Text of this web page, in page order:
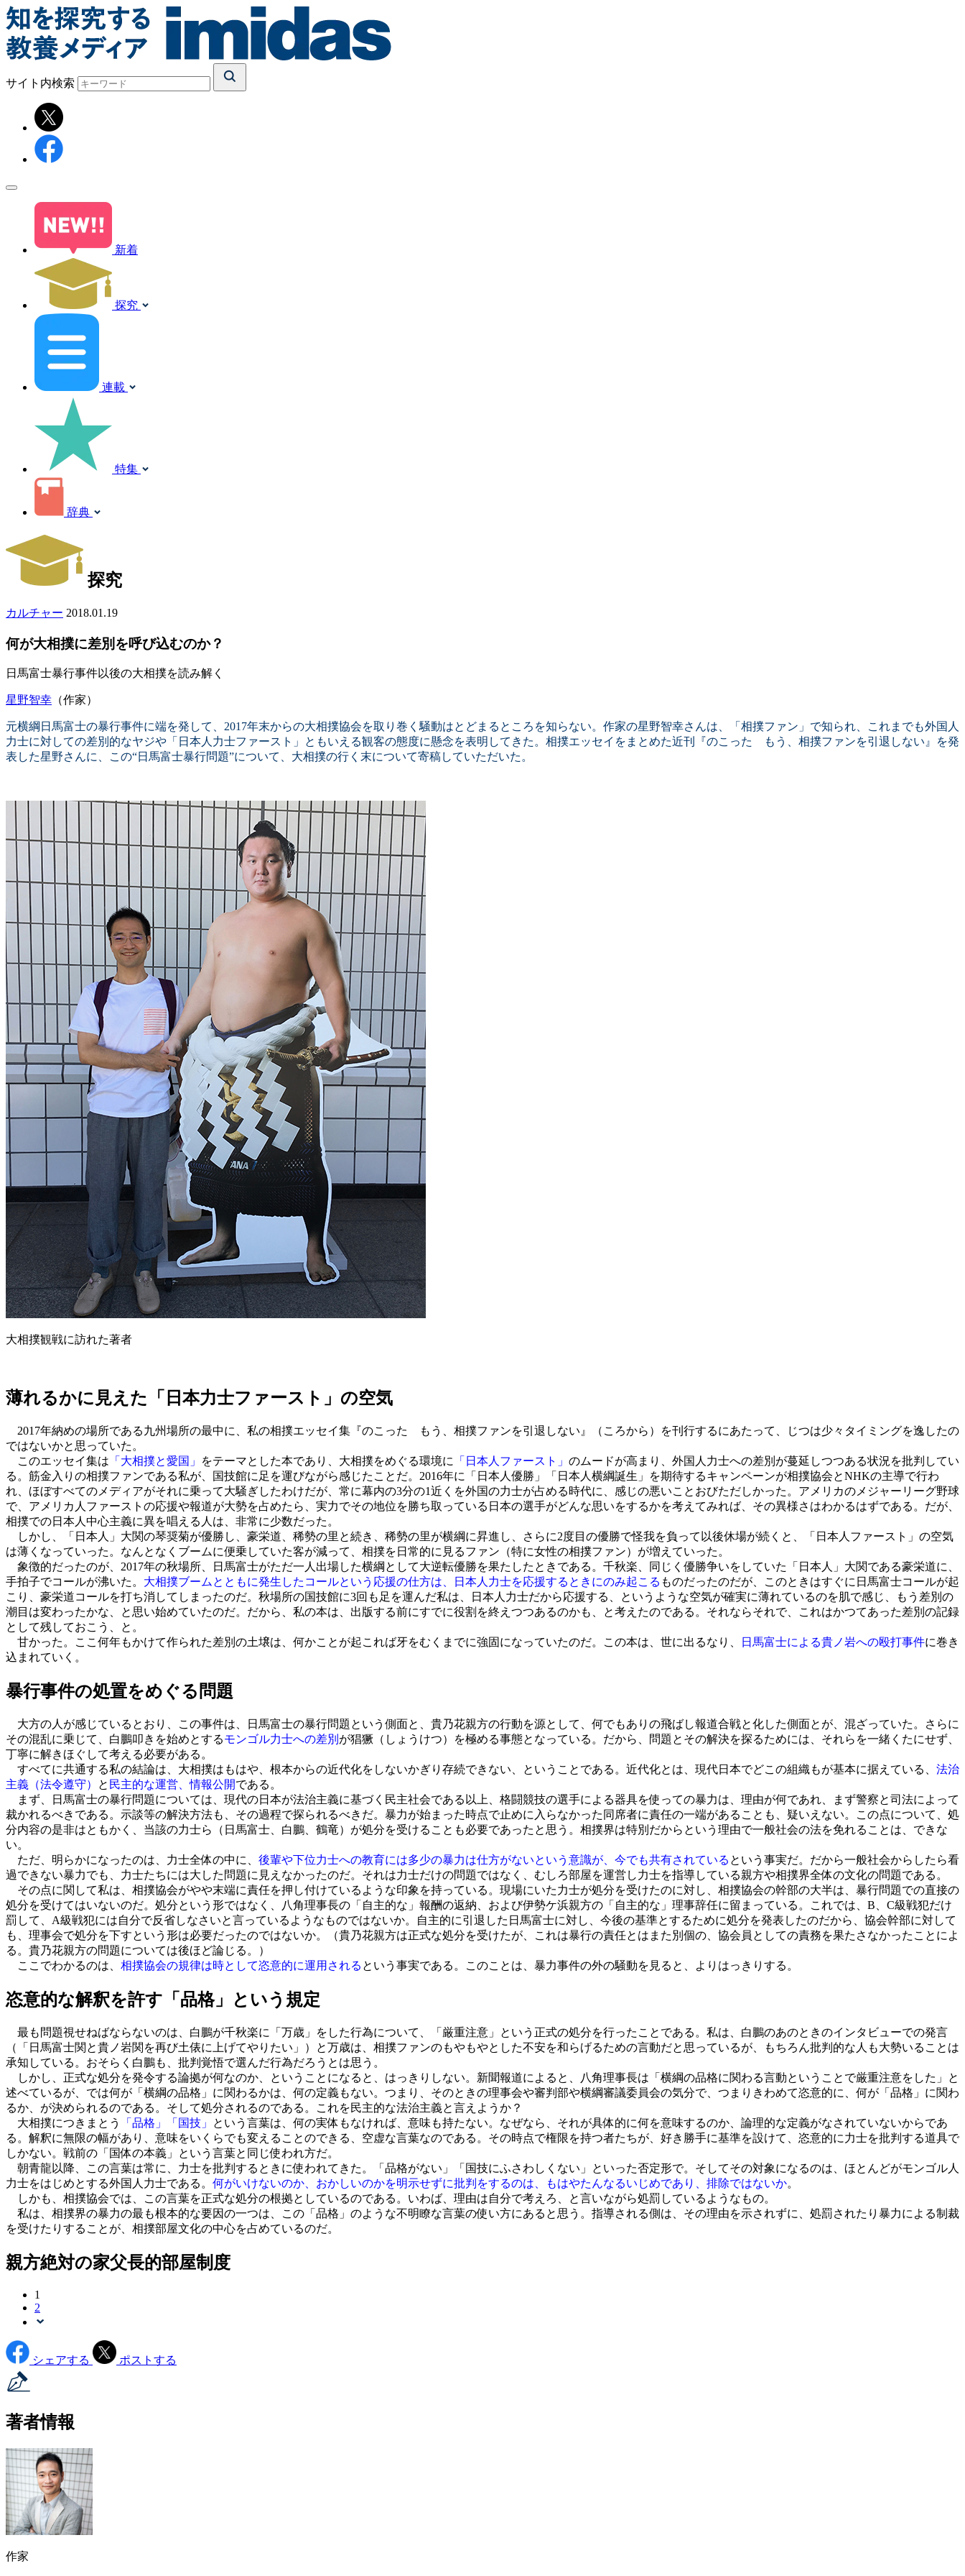
サイト内検索
新着
探究
連載
特集
辞典
探究
カルチャー 2018.01.19
何が大相撲に差別を呼び込むのか？
日馬富士暴行事件以後の大相撲を読み解く
星野智幸 （作家）
元横綱日馬富士の暴行事件に端を発して、2017年末からの大相撲協会を取り巻く騒動はとどまるところを知らない。作家の星野智幸さんは、「相撲ファン」で知られ、これまでも外国人
力士に対しての差別的なヤジや「日本人力士ファースト」ともいえる観客の態度に懸念を表明してきた。相撲エッセイをまとめた近刊『のこった もう、相撲ファンを引退しない』を発
表した星野さんに、この“日馬富士暴行問題”について、大相撲の行く末について寄稿していただいた。
大相撲観戦に訪れた著者
薄れるかに見えた「日本力士ファースト」の空気
2017年納めの場所である九州場所の最中に、私の相撲エッセイ集『のこった もう、相撲ファンを引退しない』（ころから）を刊行するにあたって、じつは少々タイミングを逸したの
ではないかと思っていた。
このエッセイ集は 「大相撲と愛国」 をテーマとした本であり、大相撲をめぐる環境に 「日本人ファースト」 のムードが高まり、外国人力士への差別が蔓延しつつある状況を批判してい
る。筋金入りの相撲ファンである私が、国技館に足を運びながら感じたことだ。2016年に「日本人優勝」「日本人横綱誕生」を期待するキャンペーンが相撲協会とNHKの主導で行わ
れ、ほぼすべてのメディアがそれに乗って大騒ぎしたわけだが、常に幕内の3分の1近くを外国の力士が占める時代に、感じの悪いことおびただしかった。アメリカのメジャーリーグ野球
で、アメリカ人ファーストの応援や報道が大勢を占めたら、実力でその地位を勝ち取っている日本の選手がどんな思いをするかを考えてみれば、その異様さはわかるはずである。だが、
相撲での日本人中心主義に異を唱える人は、非常に少数だった。
しかし、「日本人」大関の琴奨菊が優勝し、豪栄道、稀勢の里と続き、稀勢の里が横綱に昇進し、さらに2度目の優勝で怪我を負って以後休場が続くと、「日本人ファースト」の空気
は薄くなっていった。なんとなくブームに便乗していた客が減って、相撲を日常的に見るファン（特に女性の相撲ファン）が増えていった。
象徴的だったのが、2017年の秋場所、日馬富士がただ一人出場した横綱として大逆転優勝を果たしたときである。千秋楽、同じく優勝争いをしていた「日本人」大関である豪栄道に、
手拍子でコールが沸いた。 大相撲ブームとともに発生したコールという応援の仕方は、日本人力士を応援するときにのみ起こる ものだったのだが、このときはすぐに日馬富士コールが起
こり、豪栄道コールを打ち消してしまったのだ。秋場所の国技館に3回も足を運んだ私は、日本人力士だから応援する、というような空気が確実に薄れているのを肌で感じ、もう差別の
潮目は変わったかな、と思い始めていたのだ。だから、私の本は、出版する前にすでに役割を終えつつあるのかも、と考えたのである。それならそれで、これはかつてあった差別の記録
として残しておこう、と。
甘かった。ここ何年もかけて作られた差別の土壌は、何かことが起これば牙をむくまでに強固になっていたのだ。この本は、世に出るなり、
日馬富士による貴ノ岩への殴打事件に巻き
込まれていく。
暴行事件の処置をめぐる問題
大方の人が感じているとおり、この事件は、日馬富士の暴行問題という側面と、貴乃花親方の行動を源として、何でもありの飛ばし報道合戦と化した側面とが、混ざっていた。さらに
その混乱に乗じて、白鵬叩きを始めとするモンゴル力士への差別 が猖獗（しょうけつ）を極める事態となっている。だから、問題とその解決を探るためには、それらを一緒くたにせず、
丁寧に解きほぐして考える必要がある。
すべてに共通する私の結論は、大相撲はもはや、根本からの近代化をしないかぎり存続できない、ということである。近代化とは、現代日本でどこの組織もが基本に据えている、 法治
主義（法令遵守）
と 民主的な運営、情報公開である。
まず、日馬富士の暴行問題については、現代の日本が法治主義に基づく民主社会である以上、格闘競技の選手による器具を使っての暴力は、理由が何であれ、まず警察と司法によって
裁かれるべきである。示談等の解決方法も、その過程で探られるべきだ。暴力が始まった時点で止めに入らなかった同席者に責任の一端があることも、疑いえない。この点について、処
分内容の是非はともかく、当該の力士ら（日馬富士、白鵬、鶴竜）が処分を受けることも必要であったと思う。相撲界は特別だからという理由で一般社会の法を免れることは、できな
い。
ただ、明らかになったのは、力士全体の中に、 後輩や下位力士への教育には多少の暴力は仕方がないという意識が、今でも共有されている という事実だ。だから一般社会からしたら看
過できない暴力でも、力士たちには大した問題に見えなかったのだ。それは力士だけの問題ではなく、むしろ部屋を運営し力士を指導している親方や相撲界全体の文化の問題である。
その点に関して私は、相撲協会がやや末端に責任を押し付けているような印象を持っている。現場にいた力士が処分を受けたのに対し、相撲協会の幹部の大半は、暴行問題での直接の
処分を受けてはいないのだ。処分という形ではなく、八角理事長の「自主的な」報酬の返納、および伊勢ケ浜親方の「自主的な」理事辞任に留まっている。これでは、B、C級戦犯だけ
罰して、A級戦犯には自分で反省しなさいと言っているようなものではないか。自主的に引退した日馬富士に対し、今後の基準とするために処分を発表したのだから、協会幹部に対して
も、理事会で処分を下すという形は必要だったのではないか。（貴乃花親方は正式な処分を受けたが、これは暴行の責任とはまた別個の、協会員としての責務を果たさなかったことによ
る。貴乃花親方の問題については後ほど論じる。）
ここでわかるのは、 相撲協会の規律は時として恣意的に運用される という事実である。このことは、暴力事件の外の騒動を見ると、よりはっきりする。
恣意的な解釈を許す「品格」という規定
最も問題視せねばならないのは、白鵬が千秋楽に「万歳」をした行為について、「厳重注意」という正式の処分を行ったことである。私は、白鵬のあのときのインタビューでの発言
（「日馬富士関と貴ノ岩関を再び土俵に上げてやりたい」）と万歳は、相撲ファンのもやもやとした不安を和らげるための言動だと思っているが、もちろん批判的な人も大勢いることは
承知している。おそらく白鵬も、批判覚悟で選んだ行為だろうとは思う。
しかし、正式な処分を発令する論拠が何なのか、ということになると、はっきりしない。新聞報道によると、八角理事長は「横綱の品格に関わる言動ということで厳重注意をした」と
述べているが、では何が「横綱の品格」に関わるかは、何の定義もない。つまり、そのときの理事会や審判部や横綱審議委員会の気分で、つまりきわめて恣意的に、何が「品格」に関わ
るか、が決められるのである。そして処分されるのである。これを民主的な法治主義と言えようか？
大相撲につきまとう
「品格」「国技」
という言葉は、何の実体もなければ、意味も持たない。なぜなら、それが具体的に何を意味するのか、論理的な定義がなされていないからであ
る。解釈に無限の幅があり、意味をいくらでも変えることのできる、空虚な言葉なのである。その時点で権限を持つ者たちが、好き勝手に基準を設けて、恣意的に力士を批判する道具で
しかない。戦前の「国体の本義」という言葉と同じ使われ方だ。
朝青龍以降、この言葉は常に、力士を批判するときに使われてきた。「品格がない」「国技にふさわしくない」といった否定形で。そしてその対象になるのは、ほとんどがモンゴル人
力士をはじめとする外国人力士である。 何がいけないのか、おかしいのかを明示せずに批判をするのは、もはやたんなるいじめであり、排除ではないか。
しかも、相撲協会では、この言葉を正式な処分の根拠としているのである。いわば、理由は自分で考えろ、と言いながら処罰しているようなもの。
私は、相撲界の暴力の最も根本的な要因の一つは、この「品格」のような不明瞭な言葉の使い方にあると思う。指導される側は、その理由を示されずに、処罰されたり暴力による制裁
を受けたりすることが、相撲部屋文化の中心を占めているのだ。
親方絶対の家父長的部屋制度
1
2
シェアする ポストする
著者情報
作家